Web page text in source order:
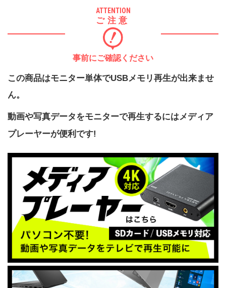
ATTENTION
ご注意
事前にご確認ください
この商品はモニター単体でUSBメモリ再生が出来ませ
ん。
動画や写真データをモニターで再生するにはメディア
プレーヤーが便利です!